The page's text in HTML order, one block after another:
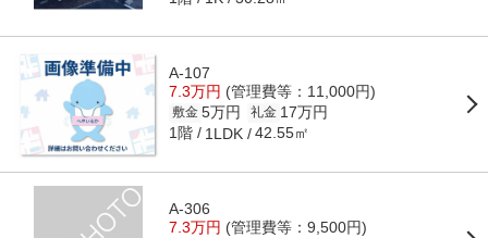
A-107
7.3万円 (管理費等：11,000円)
敷金 5万円 礼金 17万円
1階 1LDK 42.55㎡
A-306
7.3万円 (管理費等：9,500円)